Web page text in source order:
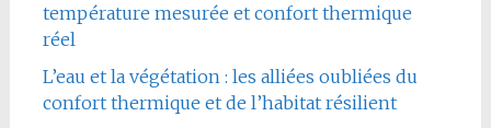
température mesurée et confort thermique
réel
L’eau et la végétation : les alliées oubliées du
confort thermique et de l’habitat résilient